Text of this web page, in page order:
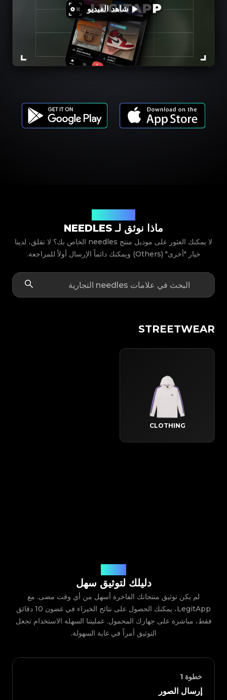
شاهد الفيديو
ماذا نوثق لـ NEEDLES
لا يمكنك العثور على موديل منتج needles الخاص بك؟ لا تقلق، لدينا
خيار "أخرى" (Others) ويمكنك دائماً الإرسال أولاً للمراجعة.
STREETWEAR
CLOTHING
دليلك لتوثيق سهل
لم يكن توثيق منتجاتك الفاخرة أسهل من أي وقت مضى. مع
LegitApp، يمكنك الحصول على نتائج الخبراء في غضون 10 دقائق
فقط، مباشرة على جهازك المحمول. عمليتنا السهلة الاستخدام تجعل
التوثيق أمراً في غاية السهولة.
خطوة 1
إرسال الصور